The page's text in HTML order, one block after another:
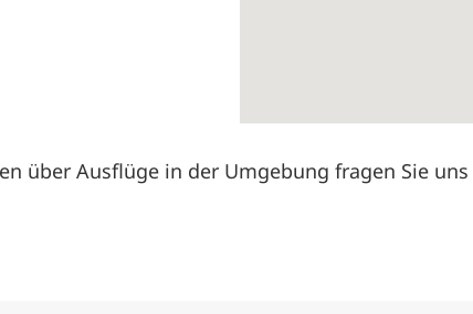
über Ausflüge in der Umgebung fragen Sie